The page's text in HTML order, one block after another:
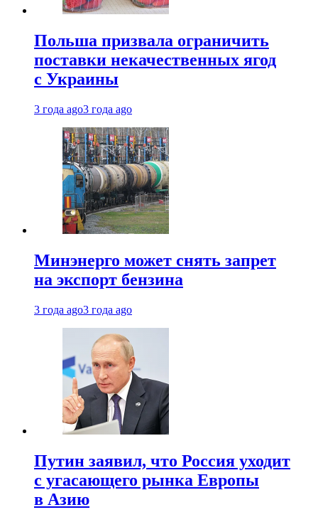
Польша призвала ограничить
поставки некачественных ягод
с Украины
3 года ago3 года ago
Минэнерго может снять запрет
на экспорт бензина
3 года ago3 года ago
Путин заявил, что Россия уходит
с угасающего рынка Европы
в Азию